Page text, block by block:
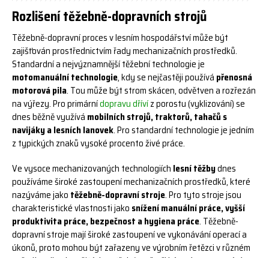
Rozlišení těžebně-dopravních strojů
Těžebně-dopravní proces v lesním hospodářství může být
zajišťován prostřednictvím řady mechanizačních prostředků.
Standardní a nejvýznamnější těžební technologie je
motomanuální technologie, kdy se nejčastěji používá přenosná
motorová pila. Tou může být strom skácen, odvětven a rozřezán
na výřezy. Pro primárnídopravu dřívíz porostu (vyklizování) se
dnes běžně využívá mobilních strojů, traktorů, tahačů s
navijáky a lesních lanovek. Pro standardní technologie je jedním
z typických znaků vysoké procento živé práce.
Ve vysoce mechanizovaných technologiích lesní těžbydnes
používáme široké zastoupení mechanizačních prostředků, které
nazýváme jako těžebně-dopravní stroje. Pro tyto stroje jsou
charakteristické vlastnosti jako snížení manuální práce, vyšší
produktivita práce, bezpečnost a hygiena práce. Těžebně-
dopravní stroje mají široké zastoupení ve vykonávání operací a
úkonů, proto mohou být zařazeny ve výrobním řetězci v různém